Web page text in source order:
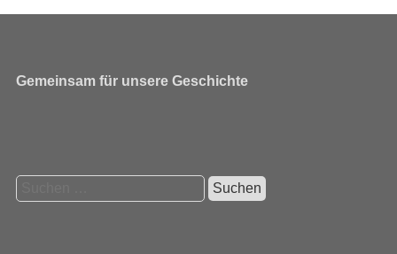
Gemeinsam für unsere Geschichte
nach: